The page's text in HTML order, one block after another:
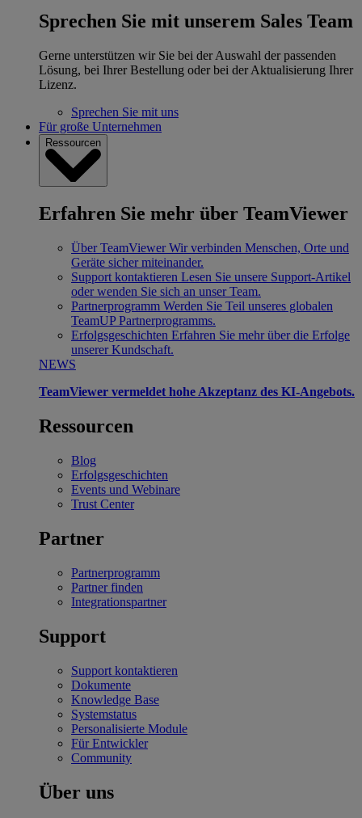
Sprechen Sie mit unserem Sales Team
Gerne unterstützen wir Sie bei der Auswahl der passenden
Lösung, bei Ihrer Bestellung oder bei der Aktualisierung Ihrer
Lizenz.
Sprechen Sie mit uns
Für große Unternehmen
Ressourcen
Erfahren Sie mehr über TeamViewer
Über TeamViewer Wir verbinden Menschen, Orte und
Geräte sicher miteinander.
Support kontaktieren Lesen Sie unsere Support-Artikel
oder wenden Sie sich an unser Team.
Partnerprogramm Werden Sie Teil unseres globalen
TeamUP Partnerprogramms.
Erfolgsgeschichten Erfahren Sie mehr über die Erfolge
unserer Kundschaft.
NEWS
TeamViewer vermeldet hohe Akzeptanz des KI-Angebots.
Ressourcen
Blog
Erfolgsgeschichten
Events und Webinare
Trust Center
Partner
Partnerprogramm
Partner finden
Integrationspartner
Support
Support kontaktieren
Dokumente
Knowledge Base
Systemstatus
Personalisierte Module
Für Entwickler
Community
Über uns